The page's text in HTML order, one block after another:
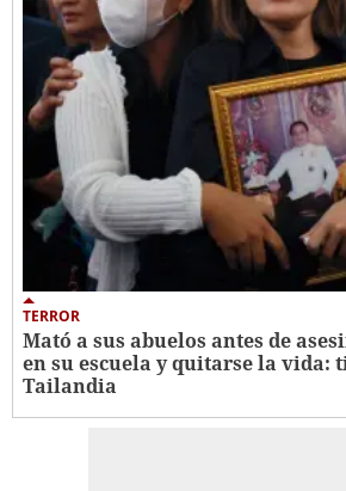
TERROR
Mató a sus abuelos antes de
en su escuela y quitarse la vida:
Tailandia